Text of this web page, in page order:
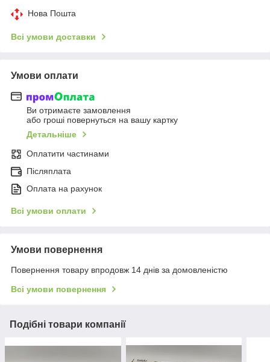
Нова Пошта
Всі умови доставки
Умови оплати
Ви отримаєте замовлення
або гроші повернуться на вашу картку
Детальніше
Оплатити частинами
Післяплата
Оплата на рахунок
Всі умови оплати
Умови повернення
Повернення товару впродовж 14 днів за домовленістю
Всі умови повернення
Подібні товари компанії